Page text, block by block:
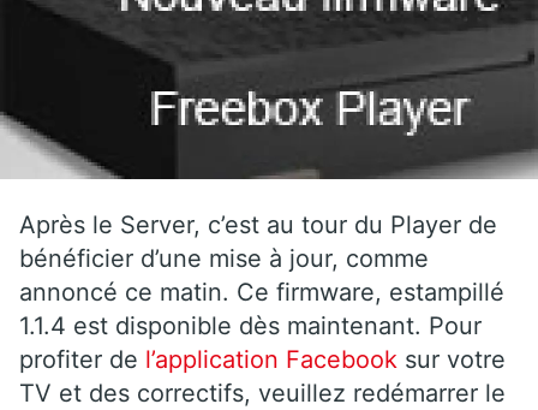
Après le Server, c’est au tour du Player de
bénéficier d’une mise à jour, comme
annoncé ce matin. Ce firmware, estampillé
1.1.4 est disponible dès maintenant. Pour
profiter de l’application Facebook sur votre
TV et des correctifs, veuillez redémarrer le